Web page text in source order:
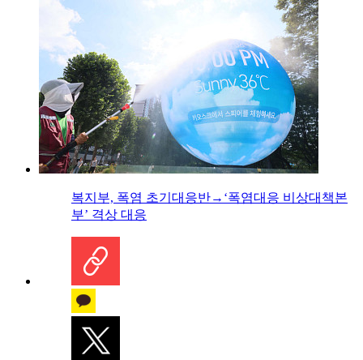
복지부, 폭염 초기대응반→‘폭염대응 비상대책본
부’ 격상 대응